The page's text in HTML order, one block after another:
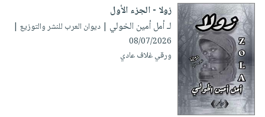
زولا - الجزء الأول
لـ أمل أمين الخولي | ديوان العرب للنشر والتوزيع |
08/07/2026
ورقي غلاف عادي